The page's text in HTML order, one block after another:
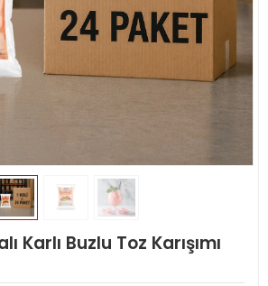
Karlı Buzlu Toz Karışımı